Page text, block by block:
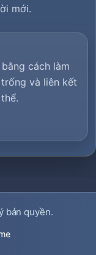
mới.
cách làm
và liên kết
bản quyền.